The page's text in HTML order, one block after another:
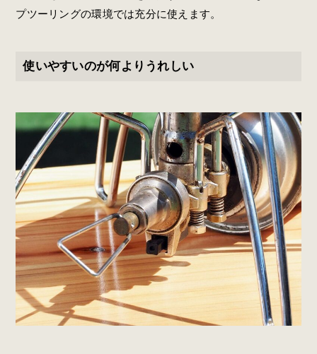
プツーリングの環境では充分に使えます。
使いやすいのが何よりうれしい